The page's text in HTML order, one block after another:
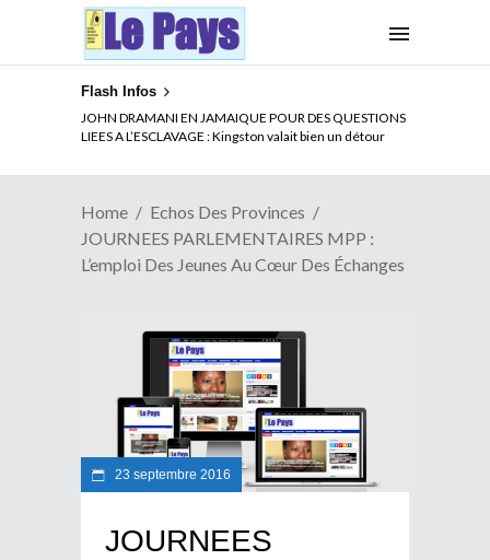
Flash Infos
ELECTION DE TALON A LA TETE DU SENAT BENINOIS :
Quand Patrice quitte le pouvoir sans partir !
Home
Echos Des Provinces
JOURNEES PARLEMENTAIRES MPP :
L’emploi Des Jeunes Au Cœur Des Échanges
23 septembre 2016
JOURNEES